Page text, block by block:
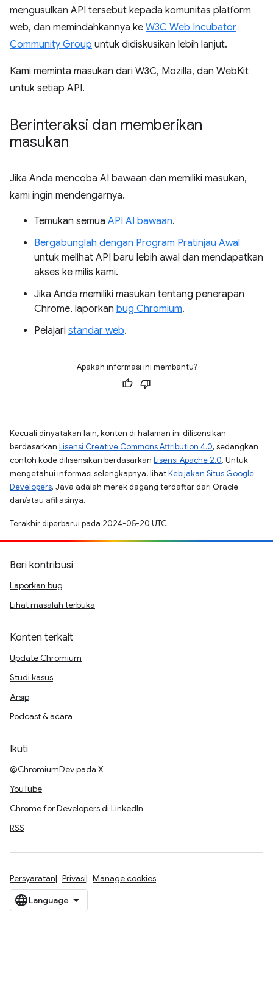
mengusulkan API tersebut kepada komunitas platform
web, dan memindahkannya ke W3C Web Incubator
Community Group untuk didiskusikan lebih lanjut.
Kami meminta masukan dari W3C, Mozilla, dan WebKit
untuk setiap API.
Berinteraksi dan memberikan
masukan
Jika Anda mencoba AI bawaan dan memiliki masukan,
kami ingin mendengarnya.
Temukan semua API AI bawaan.
Bergabunglah dengan Program Pratinjau Awal
untuk melihat API baru lebih awal dan mendapatkan
akses ke milis kami.
Jika Anda memiliki masukan tentang penerapan
Chrome, laporkan bug Chromium.
Pelajari standar web.
Apakah informasi ini membantu?
Kecuali dinyatakan lain, konten di halaman ini dilisensikan
berdasarkan Lisensi Creative Commons Attribution 4.0, sedangkan
contoh kode dilisensikan berdasarkan Lisensi Apache 2.0. Untuk
mengetahui informasi selengkapnya, lihatKebijakan Situs Google
Developers. Java adalah merek dagang terdaftar dari Oracle
dan/atau afiliasinya.
Terakhir diperbarui pada 2024-05-20 UTC.
Beri kontribusi
Laporkan bug
Lihat masalah terbuka
Konten terkait
Update Chromium
Studi kasus
Arsip
Podcast & acara
Ikuti
@ChromiumDev pada X
YouTube
Chrome for Developers di LinkedIn
RSS
Persyaratan Privasi Manage cookies